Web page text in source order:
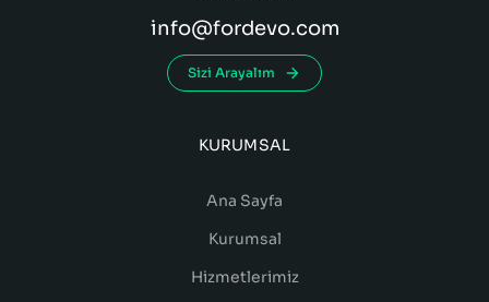
info@fordevo.com
Sizi Arayalım
KURUMSAL
Ana Sayfa
Kurumsal
Hizmetlerimiz